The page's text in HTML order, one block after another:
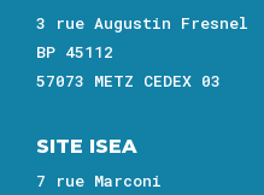
3 rue Augustin Fresnel
BP 45112
57073 METZ CEDEX 03
SITE ISEA
7 rue Marconi